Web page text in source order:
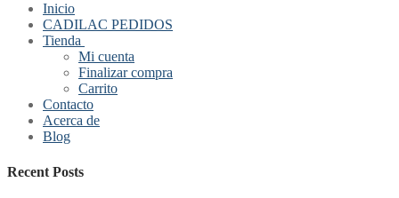
Inicio
CADILAC PEDIDOS
Tienda
Mi cuenta
Finalizar compra
Carrito
Contacto
Acerca de
Blog
Recent Posts